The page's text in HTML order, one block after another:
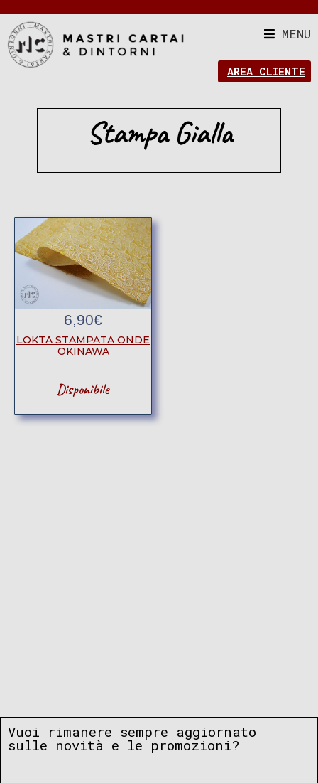
MENU
AREA CLIENTE
Stampa Gialla
6,90€
LOKTA STAMPATA ONDE
OKINAWA
Disponibile
Vuoi rimanere sempre aggiornato
sulle novità e le promozioni?